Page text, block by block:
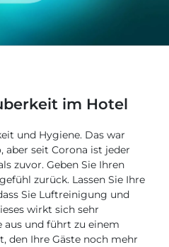
im Hotel
und Hygiene. Das war
seit Corona ist jeder
zuvor. Geben Sie Ihren
zurück. Lassen Sie Ihre
Sie Luftreinigung und
wirkt sich sehr
aus und führt zu einem
den Ihre Gäste noch mehr